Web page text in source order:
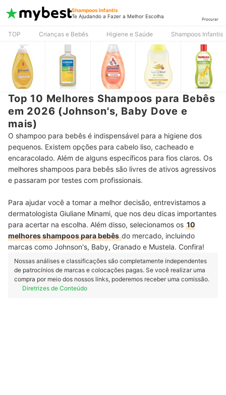
Shampoos Infantis
Te Ajudando a Fazer a Melhor Escolha
Procurar
TOP Crianças e Bebês Higiene e Saúde Shampoos Infantis
Top 10 Melhores Shampoos para Bebês
em 2026 (Johnson's, Baby Dove e
mais)
O shampoo para bebês é indispensável para a higiene dos
pequenos. Existem opções para cabelo liso, cacheado e
encaracolado. Além de alguns específicos para fios claros. Os
melhores shampoos para bebês são livres de ativos agressivos
e passaram por testes com profissionais.
Para ajudar você a tomar a melhor decisão, entrevistamos a
dermatologista Giuliane Minami, que nos deu dicas importantes
para acertar na escolha. Além disso, selecionamos os 10
melhores shampoos para bebêsdo mercado, incluindo
marcas como Johnson's, Baby, Granado e Mustela. Confira!
Nossas análises e classificações são completamente independentes
de patrocínios de marcas e colocações pagas. Se você realizar uma
compra por meio dos nossos links, poderemos receber uma comissão.
Diretrizes de Conteúdo